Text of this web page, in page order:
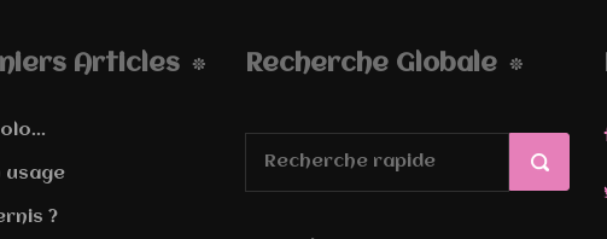
Articles
usage
?
Recherche Globale